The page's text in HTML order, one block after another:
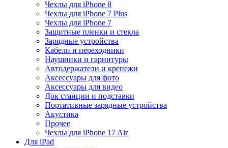
Чехлы для iPhone 8
Чехлы для iPhone 7 Plus
Чехлы для iPhone 7
Защитные пленки и стекла
Зарядные устройства
Кабели и переходники
Наушники и гарнитуры
Автодержатели и крепежи
Аксессуары для фото
Аксессуары для видео
Док станции и подставки
Портативные зарядные устройства
Акустика
Прочее
Чехлы для iPhone 17 Air
Для iPad